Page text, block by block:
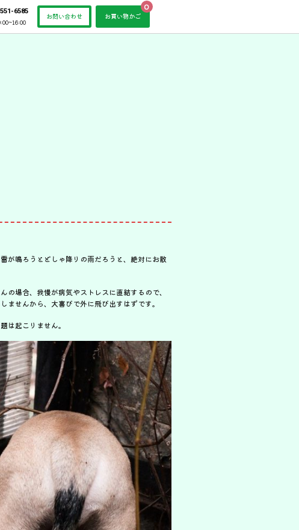
6585
お問い合わせ お買い物かご
0
が鳴ろうとどしゃ降りの雨だろうと、絶対にお散
場合、我慢が病気やストレスに直結するので、
せんから、大喜びで外に飛び出すはずです。
は起こりません。